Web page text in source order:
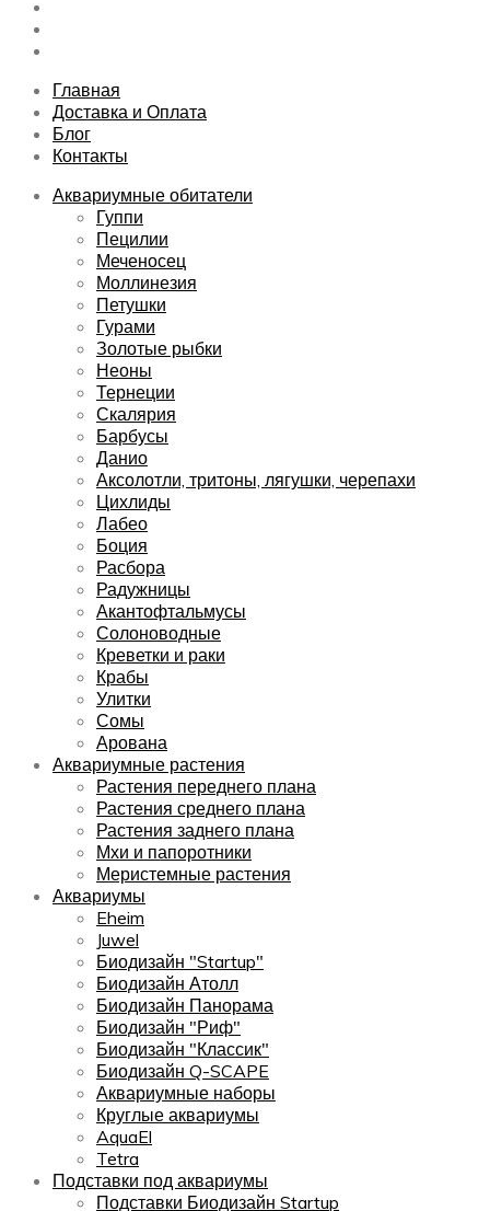
content
Главная
Доставка и Оплата
Блог
Контакты
Аквариумные обитатели
Гуппи
Пецилии
Меченосец
Моллинезия
Петушки
Гурами
Золотые рыбки
Неоны
Тернеции
Скалярия
Барбусы
Данио
Аксолотли, тритоны, лягушки, черепахи
Цихлиды
Лабео
Боция
Расбора
Радужницы
Акантофтальмусы
Солоноводные
Креветки и раки
Крабы
Улитки
Сомы
Арована
Аквариумные растения
Растения переднего плана
Растения среднего плана
Растения заднего плана
Мхи и папоротники
Меристемные растения
Аквариумы
Eheim
Juwel
Биодизайн "Startup"
Биодизайн Атолл
Биодизайн Панорама
Биодизайн "Риф"
Биодизайн "Классик"
Биодизайн Q-SCAPE
Аквариумные наборы
Круглые аквариумы
AquaEl
Tetra
Подставки под аквариумы
Подставки Биодизайн Startup